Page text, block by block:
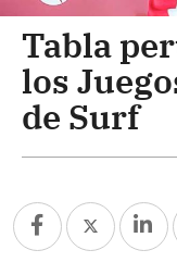
Tabla
los
de Surf